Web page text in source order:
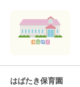
はばたき保育園